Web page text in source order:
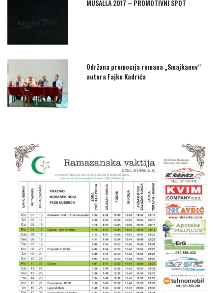
MUSALLA 2017 – PROMOTIVNI SPOT
Održana promocija romana „Smajkanov“
autora Fajke Kadrića